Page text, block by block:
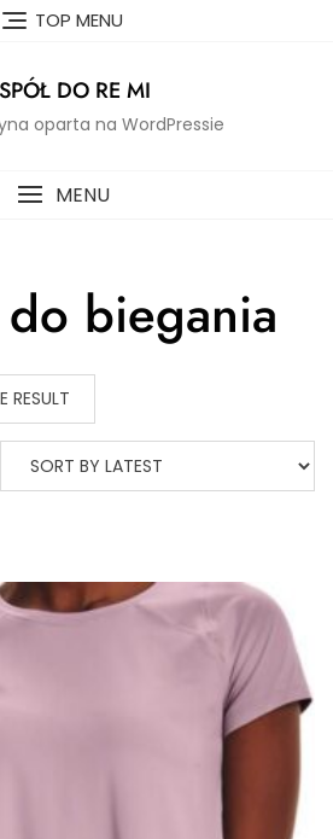
TOP MENU
DO RE MI
oparta na WordPressie
MENU
biegania
RESULT